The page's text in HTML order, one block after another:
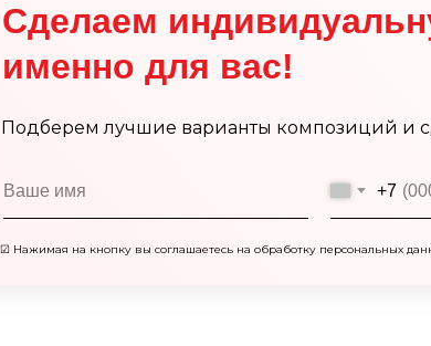
Сделаем
именно для вас!
Подберем лучшие варианты композиций и
+7
☑ Нажимая на кнопку вы соглашаетесь на обработку персональных